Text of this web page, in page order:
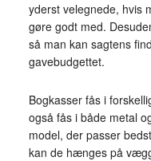
yderst velegnede, hvis
gøre godt med.
så man kan sagtens
gavebudgettet.
Bogkasser fås i
også fås i både metal
model, der passer
kan de hænges på